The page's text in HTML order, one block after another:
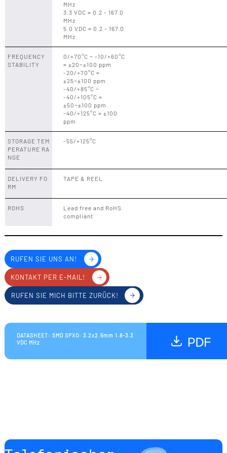
MHz
3.3 VDC = 0.2 - 167.0
MHz
5.0 VDC = 0.2 - 167.0
MHz
FREQUENCY
STABILITY
0/+70°C ~ -10/+60°C
= ±20~±100 ppm
-20/+70°C =
±25~±100 ppm
-40/+85°C ~
-40/+105°C =
±50~±100 ppm
-40/+125°C = ±100
ppm
STORAGE TEM
PERATURE RA
NGE
-55/+125°C
DELIVERY FO
RM
TAPE & REEL
ROHS
Lead free and RoHS
compliant
RUFEN SIE UNS AN!
KONTAKT PER E-MAIL!
RUFEN SIE MICH BITTE ZURÜCK!
DATASHEET: SMD SPXO: 3.2x2.5mm 1.8-3.3
VDC MHz